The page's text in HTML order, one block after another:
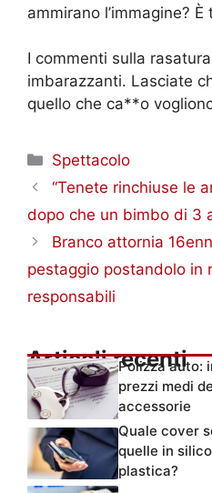
ammirano l’immagine?
I commenti sulla
imbarazzanti. Lasciate
quello che ca**o
Categorie
Spettacolo
“Tenete rinchiuse le
dopo che un bimbo di 3
Branco attornia
pestaggio postandolo in
responsabili
Articoli recenti
Polizza auto:
prezzi medi
accessorie
Quale cover
quelle in
plastica?